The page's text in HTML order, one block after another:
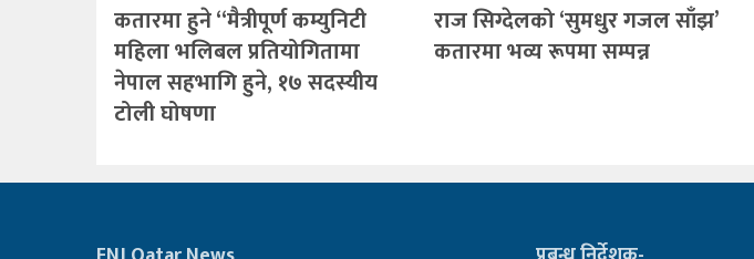
कतारमा हुने “मैत्रीपूर्ण कम्युनिटी
महिला भलिबल प्रतियोगितामा
नेपाल सहभागि हुने, १७ सदस्यीय
टोली घोषणा
राज सिग्देलको ‘सुमधुर गजल साँझ’
कतारमा भव्य रूपमा सम्पन्न